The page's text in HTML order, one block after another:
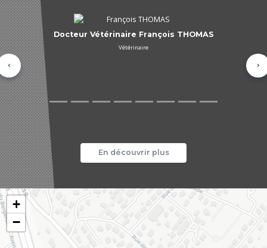
Docteur Vétérinaire François THOMAS
Vétérinaire
Précédent
En découvrir plus
+
−